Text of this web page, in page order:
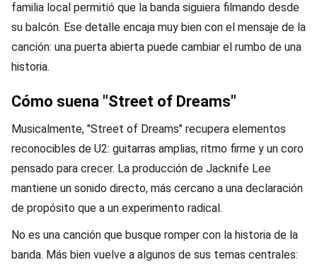
familia local permitió que la banda siguiera filmando desde
su balcón. Ese detalle encaja muy bien con el mensaje de la
canción: una puerta abierta puede cambiar el rumbo de una
historia.
Cómo suena "Street of Dreams"
Musicalmente, "Street of Dreams" recupera elementos
reconocibles de U2: guitarras amplias, ritmo firme y un coro
pensado para crecer. La producción de Jacknife Lee
mantiene un sonido directo, más cercano a una declaración
de propósito que a un experimento radical.
No es una canción que busque romper con la historia de la
banda. Más bien vuelve a algunos de sus temas centrales: